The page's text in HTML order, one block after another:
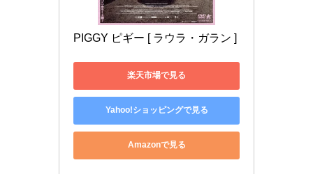
PIGGY ピギー [ ラウラ・ガラン ]
楽天市場で見る
Yahoo!ショッピングで見る
Amazonで見る